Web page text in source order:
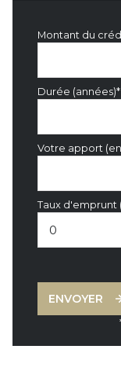
Montant du
Durée (années)*
Votre apport
Taux d'emprunt
ENVOYER